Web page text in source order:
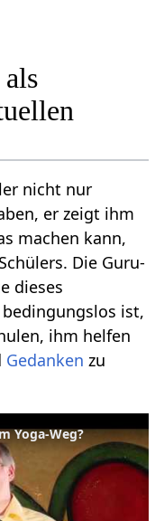
nicht nur
er zeigt ihm
machen kann,
Die Guru-
dieses
ist,
ihm helfen
Gedanken zu
Yoga-Weg?